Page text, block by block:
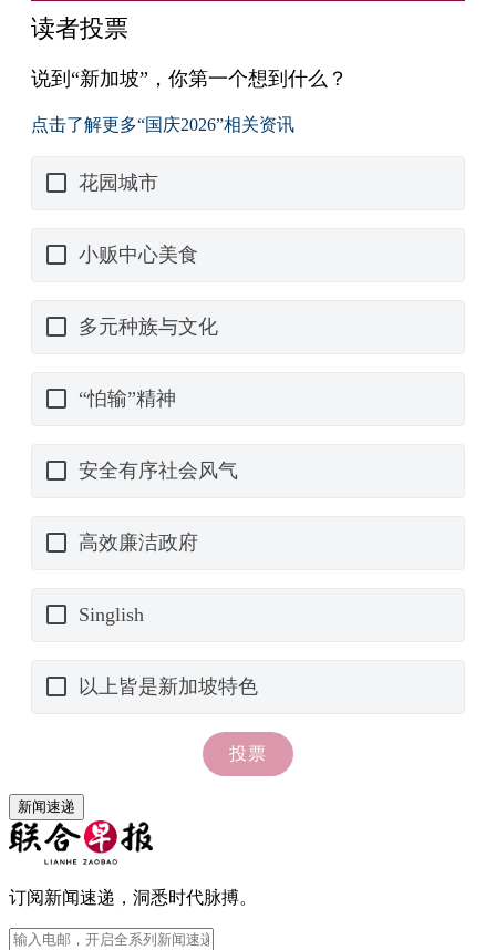
新闻速递
订阅新闻速递，洞悉时代脉搏。